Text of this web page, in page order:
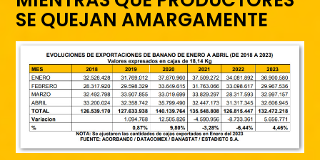
SE QUEJAN AMARGAMENTE